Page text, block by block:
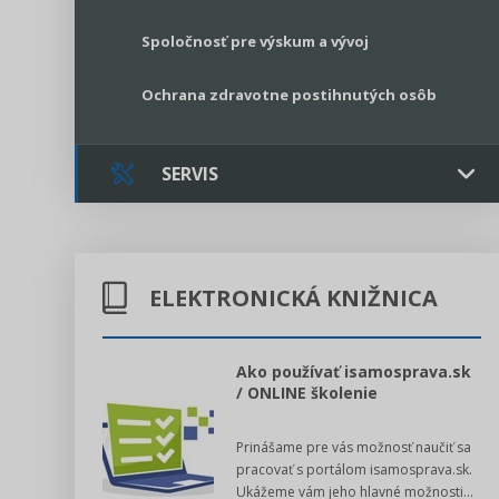
Spoločnosť pre výskum a vývoj
Ochrana zdravotne postihnutých osôb
SERVIS
Online poradenstvo
Register neziskových organizácií
Legislatívne správy
ELEKTRONICKÁ KNIŽNICA
Ako používať isamosprava.sk
/ ONLINE školenie
Prinášame pre vás možnosť naučiť sa
pracovať s portálom isamosprava.sk.
Ukážeme vám jeho hlavné možnosti...